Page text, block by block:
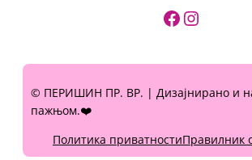
https://
© ПЕРИШИН ПР. ВР. | Дизајнирано и
пажњом.❤️
Политика приватностиПравилник